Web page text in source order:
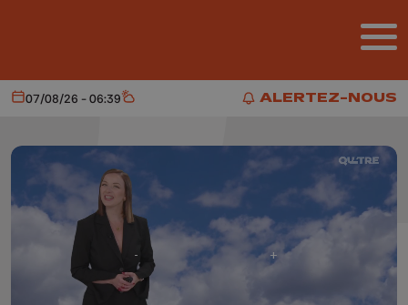
ALERTEZ-NOUS
ALERTEZ-NOUS
Aujourd'hui
07/08/26 - 06:39 Météo